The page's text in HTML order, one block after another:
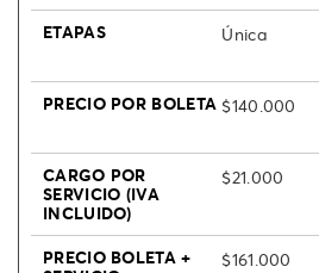
Única
$140.000
$21.000
$161.000